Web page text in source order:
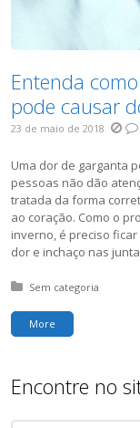
Entenda
pode causar
23 de maio de 2018
Uma dor de garganta
pessoas não dão
tratada da forma
ao coração. Como o
inverno, é preciso
dor e inchaço nas
Posted in:
Sem categoria
More
Encontre no